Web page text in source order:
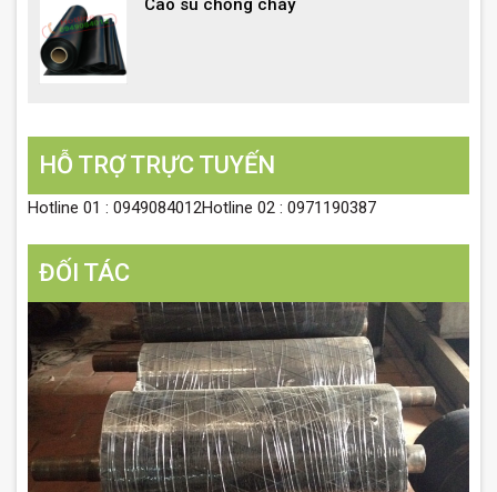
Cao su chống cháy
HỖ TRỢ TRỰC TUYẾN
Hotline 01 : 0949084012Hotline 02 : 0971190387
ĐỐI TÁC